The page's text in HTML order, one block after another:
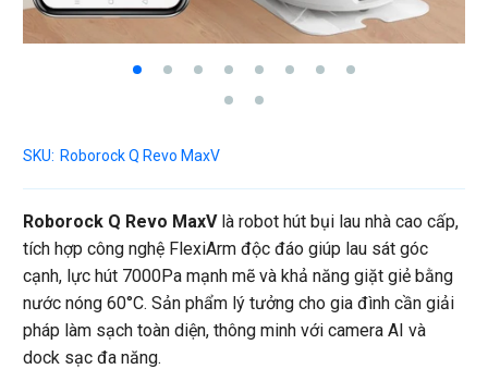
SKU: Roborock Q Revo MaxV
Roborock Q Revo MaxVlà robot hút bụi lau nhà cao cấp,
tích hợp công nghệ FlexiArm độc đáo giúp lau sát góc
cạnh, lực hút 7000Pa mạnh mẽ và khả năng giặt giẻ bằng
nước nóng 60°C. Sản phẩm lý tưởng cho gia đình cần giải
pháp làm sạch toàn diện, thông minh với camera AI và
dock sạc đa năng.